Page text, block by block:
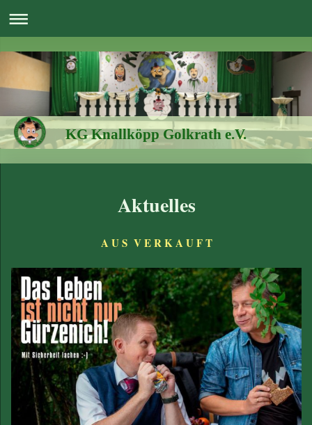
KG Knallköpp Golkrath e.V.
Aktuelles
A U S V E R K A U F T